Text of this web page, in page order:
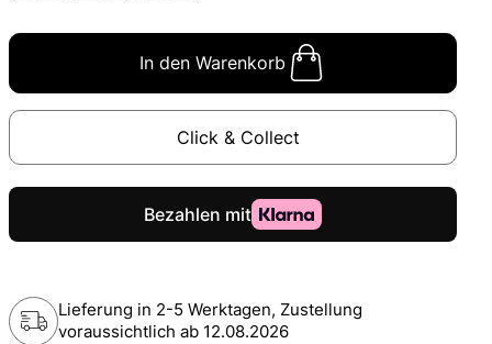
In den Warenkorb
Click & Collect
Lieferung in 2-5 Werktagen, Zustellung
voraussichtlich ab 12.08.2026